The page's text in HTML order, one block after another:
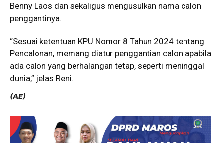
Benny Laos dan sekaligus mengusulkan nama calon
penggantinya.
“Sesuai ketentuan KPU Nomor 8 Tahun 2024 tentang
Pencalonan, memang diatur penggantian calon apabila
ada calon yang berhalangan tetap, seperti meninggal
dunia,” jelas Reni.
(AE)